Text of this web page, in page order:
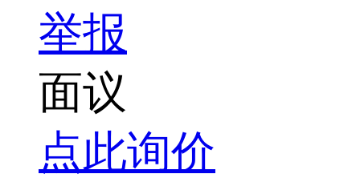
举报
面议
点此询价